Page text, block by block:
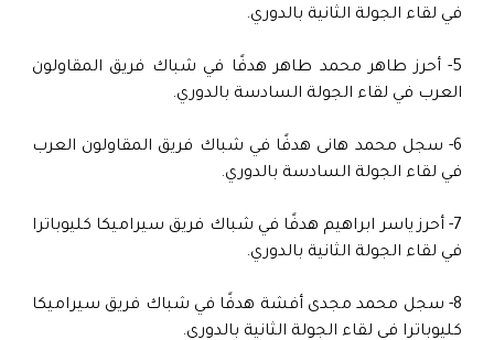
في لقاء الجولة الثانية بالدوري.
5- أحرز طاهر محمد طاهر هدفًا في شباك فريق المقاولون
العرب في لقاء الجولة السادسة بالدوري.
6- سجل محمد هانى هدفًا في شباك فريق المقاولون العرب
في لقاء الجولة السادسة بالدوري.
7- أحرز ياسر ابراهيم هدفًا في شباك فريق سيراميكا كليوباترا
في لقاء الجولة الثانية بالدوري.
8- سجل محمد مجدى أفشة هدفًا في شباك فريق سيراميكا
كليوباترا في لقاء الجولة الثانية بالدوري.